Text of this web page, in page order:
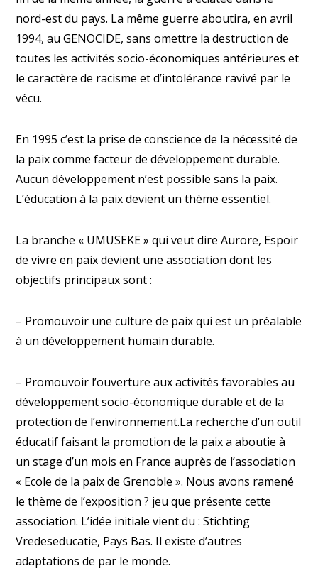
nord-est du pays. La même guerre aboutira, en avril
1994, au GENOCIDE, sans omettre la destruction de
toutes les activités socio-économiques antérieures et
le caractère de racisme et d’intolérance ravivé par le
vécu.
En 1995 c’est la prise de conscience de la nécessité de
la paix comme facteur de développement durable.
Aucun développement n’est possible sans la paix.
L’éducation à la paix devient un thème essentiel.
La branche « UMUSEKE » qui veut dire Aurore, Espoir
de vivre en paix devient une association dont les
objectifs principaux sont :
– Promouvoir une culture de paix qui est un préalable
à un développement humain durable.
– Promouvoir l’ouverture aux activités favorables au
développement socio-économique durable et de la
protection de l’environnement.La recherche d’un outil
éducatif faisant la promotion de la paix a aboutie à
un stage d’un mois en France auprès de l’association
« Ecole de la paix de Grenoble ». Nous avons ramené
le thème de l’exposition ? jeu que présente cette
association. L’idée initiale vient du : Stichting
Vredeseducatie, Pays Bas. Il existe d’autres
adaptations de par le monde.